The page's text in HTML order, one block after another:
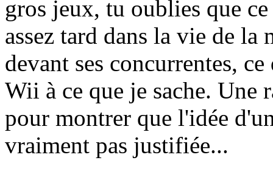
gros jeux, tu oublies que
assez tard dans la vie de
devant ses concurrentes,
Wii à ce que je sache. Une
pour montrer que l'idée
vraiment pas justifiée...